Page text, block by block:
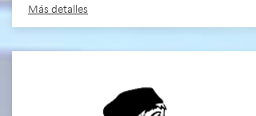
​Más detalles